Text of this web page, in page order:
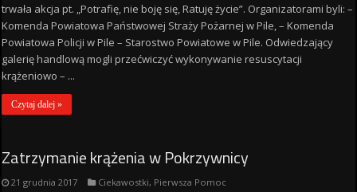
trwała akcja pt. „Potrafię, nie boję się, Ratuję życie”. Organizatorami byli: –
Komenda Powiatowa Państwowej Straży Pożarnej w Pile, – Komenda
Powiatowa Policji w Pile – Starostwo Powiatowe w Pile. Odwiedzający
galerię handlową mogli przećwiczyć wykonywanie resuscytacji
krążeniowo – ...
Czytaj dalej »
Zatrzymanie krążenia w Pokrzywnicy
21 grudnia 2017 Ciekawostki, Pierwsza Pomoc